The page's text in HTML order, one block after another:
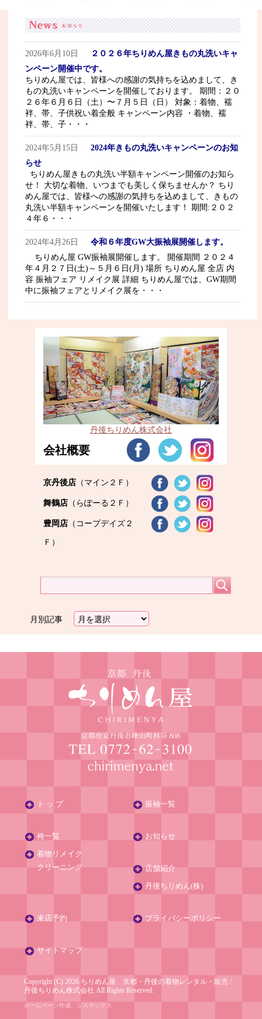
2026年6月10日
２０２６年ちりめん屋きもの丸洗いキャ
ンペーン開催中です。
ちりめん屋では、皆様への感謝の気持ちを込めまして、き
もの丸洗いキャンペーンを開催しております。 期間：２０
２６年６月６日（土）〜７月５日（日） 対象：着物、襦
袢、帯、子供祝い着全般 キャンペーン内容 ・着物、襦
袢、帯、子・・・
2024年5月15日
2024年きもの丸洗いキャンペーンのお知
らせ
ちりめん屋きもの丸洗い半額キャンペーン開催のお知ら
せ！ 大切な着物、いつまでも美しく保ちませんか？ ちり
めん屋では、皆様への感謝の気持ちを込めまして、きもの
丸洗い半額キャンペーンを開催いたします！ 期間:２０２
４年６・・・
2024年4月26日
令和６年度GW大振袖展開催します。
ちりめん屋 GW振袖展開催します。 開催期間 ２０２４
年４月２７日(土)～５月６日(月) 場所 ちりめん屋 全店 内
容 振袖フェア リメイク展 詳細 ちりめん屋では、GW期間
中に振袖フェアとリメイク展を・・・
丹後ちりめん株式会社
会社概要
京丹後店 （マイン２Ｆ）
舞鶴店 （らぽーる２Ｆ）
豊岡店 （コープデイズ２
Ｆ）
月別記事
ト ッ プ 振袖一覧
袴一覧
着物リメイク
クリーニング
お知らせ
店舗紹介
丹後ちりめん(株)
来店予約 プライバシーポリシー
サイトマップ
Copyright (C) 2026 ちりめん屋 京都・丹後の着物レンタル・販売 /
丹後ちりめん株式会社 All Rights Reserved.
ホームページ作成 シスマックス